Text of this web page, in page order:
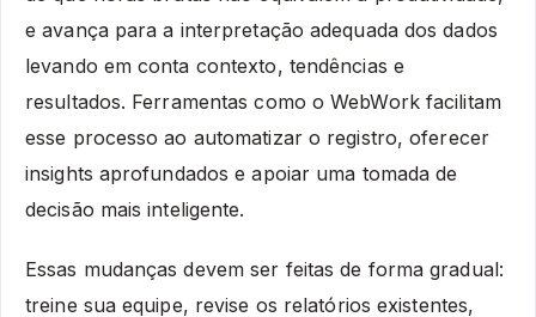
e avança para a interpretação adequada dos dados
levando em conta contexto, tendências e
resultados. Ferramentas como o WebWork facilitam
esse processo ao automatizar o registro, oferecer
insights aprofundados e apoiar uma tomada de
decisão mais inteligente.
Essas mudanças devem ser feitas de forma gradual:
treine sua equipe, revise os relatórios existentes,